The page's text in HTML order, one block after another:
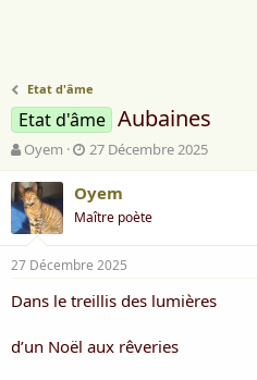
Etat d'âme
Etat d'âme Aubaines
A
u
t
e
u
r
d
e
l
d
Oyem
D
a
t
e
d
e
d
é
b
t
27 Décembre 2025
Oyem
Maître poète
27 Décembre 2025
Dans le treillis des lumières
d’un Noël aux rêveries